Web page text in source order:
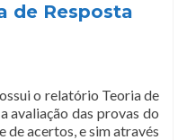
de Resposta
o relatório Teoria de
avaliação das provas do
de acertos, e sim através